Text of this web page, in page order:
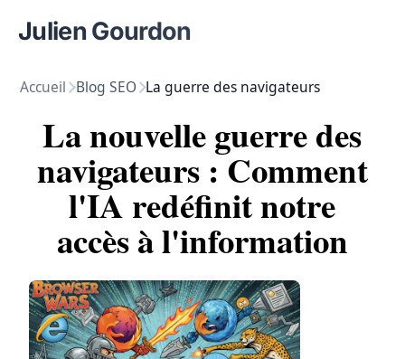
Julien Gourdon
Accueil Blog SEO La guerre des navigateurs
La nouvelle guerre des
navigateurs : Comment
l'IA redéfinit notre
accès à l'information